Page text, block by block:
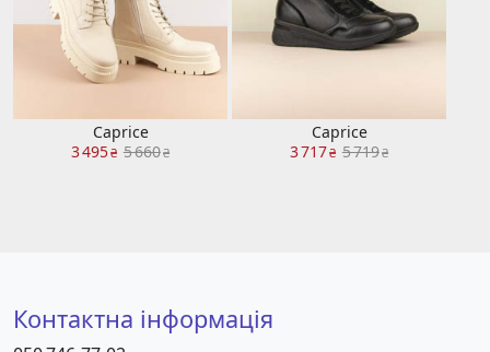
Caprice
3 495₴ 5 660₴
Caprice
3 717₴ 5 719₴
Контактна інформація